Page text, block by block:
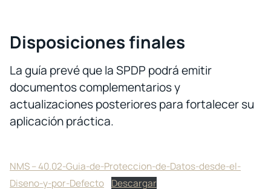
Disposiciones finales
La guía prevé que la SPDP podrá emitir
documentos complementarios y
actualizaciones posteriores para fortalecer su
aplicación práctica.
NMS – 40.02-Guia-de-Proteccion-de-Datos-desde-el-
Diseno-y-por-Defecto
Descargar